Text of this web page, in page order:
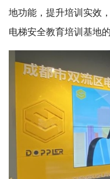
地功能，提升培训实效
电梯安全教育培训基地